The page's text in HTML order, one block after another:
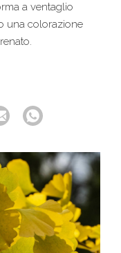
a ventaglio
una colorazione